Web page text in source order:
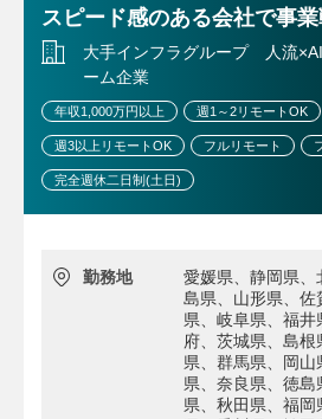
スピード感のある会社で事
大手インフラグループ 人流
ーム企業
年収1,000万円以上 週1～2リモートOK
週3以上リモートOK フルリモート
完全週休二日制(土日)
勤務地
愛媛県、静岡県、
島県、山形県、佐
県、岐阜県、福井
府、茨城県、島
県、群馬県、岡
県、奈良県、徳
県、秋田県、福岡